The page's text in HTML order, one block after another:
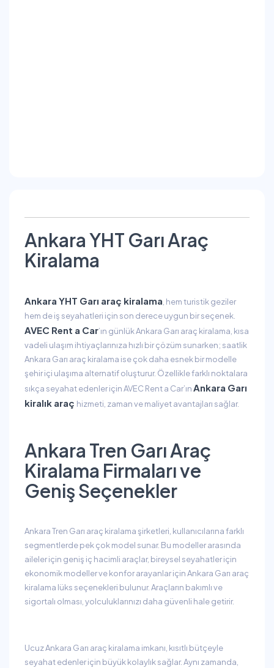
Ankara YHT Garı Araç
Kiralama
Ankara YHT Garı araç kiralama, hem turistik geziler
hem de iş seyahatleri için son derece uygun bir seçenek.
AVEC Rent a Car’ın günlük Ankara Garı araç kiralama, kısa
vadeli ulaşım ihtiyaçlarınıza hızlı bir çözüm sunarken; saatlik
Ankara Garı araç kiralama ise çok daha esnek bir modelle
şehir içi ulaşıma alternatif oluşturur. Özellikle farklı noktalara
sıkça seyahat edenler için AVEC Rent a Car’ınAnkara Garı
kiralık araç hizmeti, zaman ve maliyet avantajları sağlar.
Ankara Tren Garı Araç
Kiralama Firmaları ve
Geniş Seçenekler
Ankara Tren Garı araç kiralama şirketleri, kullanıcılarına farklı
segmentlerde pek çok model sunar. Bu modeller arasında
aileler için geniş iç hacimli araçlar, bireysel seyahatler için
ekonomik modeller ve konfor arayanlar için Ankara Garı araç
kiralama lüks seçenekleri bulunur. Araçların bakımlı ve
sigortalı olması, yolculuklarınızı daha güvenli hale getirir.
Ucuz Ankara Garı araç kiralama imkanı, kısıtlı bütçeyle
seyahat edenler için büyük kolaylık sağlar. Aynı zamanda,